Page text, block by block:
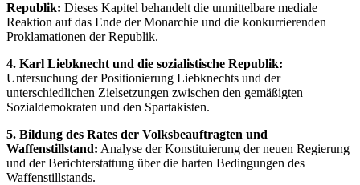
Republik: Dieses Kapitel behandelt die unmittelbare mediale
Reaktion auf das Ende der Monarchie und die konkurrierenden
Proklamationen der Republik.
4. Karl Liebknecht und die sozialistische Republik:
Untersuchung der Positionierung Liebknechts und der
unterschiedlichen Zielsetzungen zwischen den gemäßigten
Sozialdemokraten und den Spartakisten.
5. Bildung des Rates der Volksbeauftragten und
Waffenstillstand: Analyse der Konstituierung der neuen Regierung
und der Berichterstattung über die harten Bedingungen des
Waffenstillstands.